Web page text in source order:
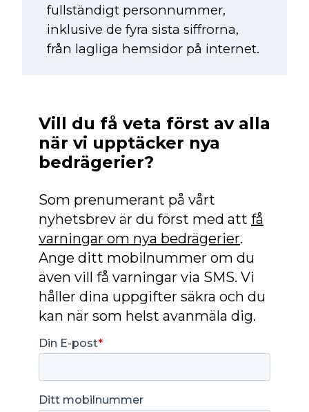
fullständigt personnummer,
inklusive de fyra sista siffrorna,
från lagliga hemsidor på internet.
Vill du få veta först av alla
när vi upptäcker nya
bedrägerier?
Som prenumerant på vårt
nyhetsbrev är du först med att få
varningar om nya bedrägerier.
Ange ditt mobilnummer om du
även vill få varningar via SMS. Vi
håller dina uppgifter säkra och du
kan när som helst avanmäla dig.